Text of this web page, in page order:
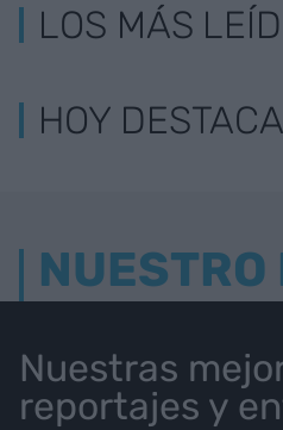
LOS MÁS
HOY
NUESTRO
Nuestras
reportajes y